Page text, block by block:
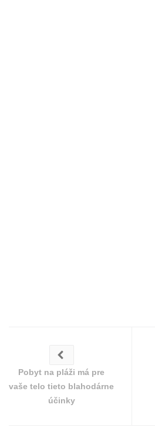
Pobyt na pláži má pre
vaše telo tieto blahodárne
účinky